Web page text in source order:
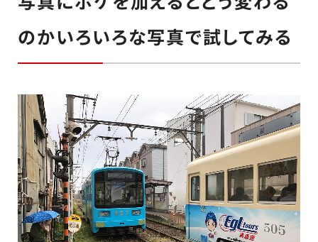
のかいろいろな写真で試してみる